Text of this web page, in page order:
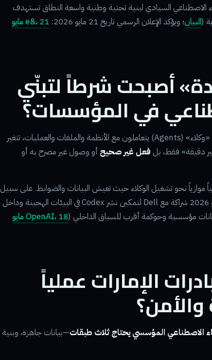
الاصطناعي السيادي لبنية تحتية وطنية واسعة النطاق تستهدف
(البيان؛ ويؤكد الإعلان الرسمي تاريخ 21 مايو 2026:
e&، 21 مايو
أصبحت شرطاً لتبنّي
في المؤسسات؟
عندما تنتقل من روبوت محادثة إلى «وكلاء» (Agents) يتعاملون مع الأنظمة والملفات والعمليات، تتغير
دقيقة» فقط، بل فعل غير صحيح أو وصول غير مصرح به أو
موازياً نحو تشغيل الوكلاء حيث تعيش البيانات والضوابط. على سبيل
المثال، أعلنت OpenAI في 18 مايو 2026 شراكة مع Dell لتمكين نشر Codex في البيئات الهجينة وداخل
مؤسسية وحوكمة أقرب للسياق الداخلي (
OpenAI، 18 مايو
الإمارات عملياً
والأمن؟
الاصطناعي المؤسسي يحتاج ثلاث طبقات—بيانات جاهزة، وبنية